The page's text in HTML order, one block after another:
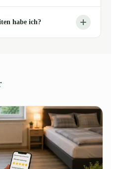
habe ich?